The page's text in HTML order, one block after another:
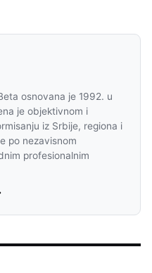
osnovana je 1992. u
je objektivnom i
iz Srbije, regiona i
po nezavisnom
profesionalnim